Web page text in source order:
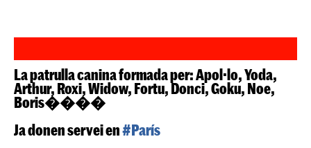
La patrulla canina formada per: Apol·lo, Yoda,
Arthur, Roxi, Widow, Fortu, Donci, Goku, Noe,
Boris����
Ja donen servei en#París